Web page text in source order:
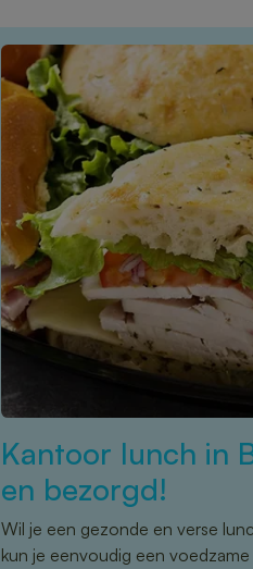
Kantoor lunch in
en bezorgd!
Wil je een gezonde en verse
kun je eenvoudig een